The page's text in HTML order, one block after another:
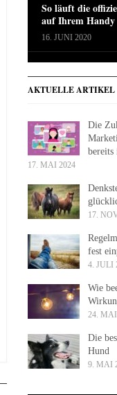
So läuft die
auf Ihrem Handy
16. JUNI 2020
AKTUELLE ARTIKEL
Die
bereits
17. MAI 2024
17.
fest
4. JULI
Wie
24.
Die
Hund
9. MAI